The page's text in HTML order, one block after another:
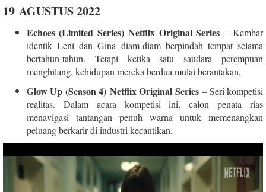
19 AGUSTUS 2022
Echoes (Limited Series) Netflix Original Series – Kembar
identik Leni dan Gina diam-diam berpindah tempat selama
bertahun-tahun. Tetapi ketika satu saudara perempuan
menghilang, kehidupan mereka berdua mulai berantakan.
Glow Up (Season 4) Netflix Original Series– Seri kompetisi
realitas. Dalam acara kompetisi ini, calon penata rias
menavigasi tantangan penuh warna untuk memenangkan
peluang berkarir di industri kecantikan.